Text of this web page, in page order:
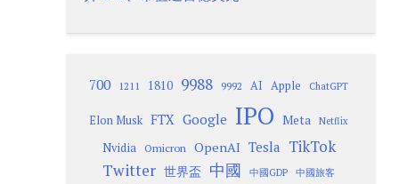
700 1211 1810 9988 9992 AI Apple ChatGPT
Elon Musk FTX Google IPO Meta Netflix
Nvidia Omicron OpenAI Tesla TikTok
Twitter 世界盃 中國 中國GDP 中國旅客